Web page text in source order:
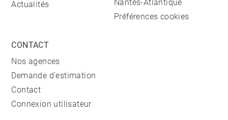
Actualités
Nantes-Atlantique
Préférences cookies
CONTACT
Nos agences
Demande d'estimation
Contact
Connexion utilisateur